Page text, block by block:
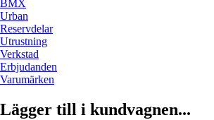
BMX
Urban
Reservdelar
Utrustning
Verkstad
Erbjudanden
Varumärken
Lägger till i kundvagnen...